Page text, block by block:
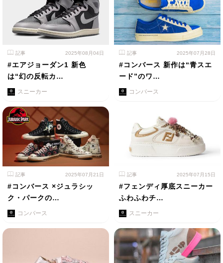
記事 2025年08月04日
#エアジョーダン1 新色
は“幻の反転カ…
スニーカー
記事 2025年07月28日
#コンバース 新作は“青スエ
ード”のワ…
コンバース
記事 2025年07月21日
#コンバース ×ジュラシッ
ク・パークの…
コンバース
記事 2025年07月15日
#フェンディ厚底スニーカー
ふわふわチ…
スニーカー